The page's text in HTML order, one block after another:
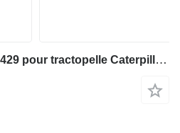
Vérin hydraulique 449-5429 pour tractopelle Caterpillar 420F